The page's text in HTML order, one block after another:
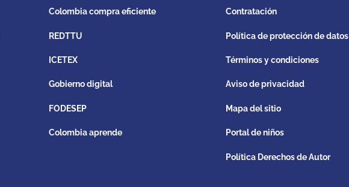
Colombia compra eficiente
REDTTU
ICETEX
Gobierno digital
FODESEP
Colombia aprende
Contratación
Política de protección de datos
Términos y condiciones
Aviso de privacidad
Mapa del sitio
Portal de niños
Política Derechos de Autor